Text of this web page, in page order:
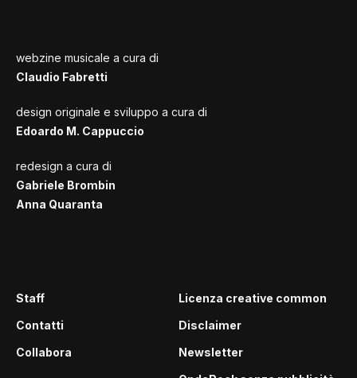
webzine musicale a cura di
Claudio Fabretti
design originale e sviluppo a cura di
Edoardo M. Cappuccio
redesign a cura di
Gabriele Brombin
Anna Quaranta
Staff
Contatti
Collabora
Licenza creative common
Disclaimer
Newsletter